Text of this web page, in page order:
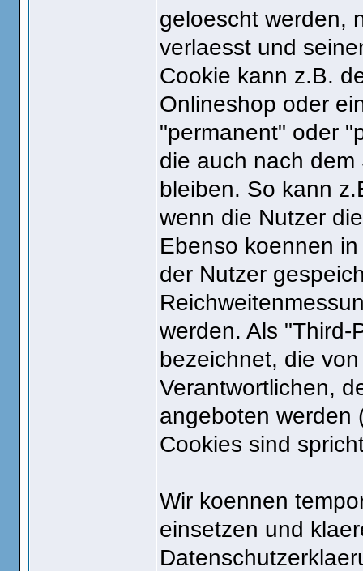
geloescht werden,
verlaesst und
Cookie kann z.B.
Onlineshop oder
"permanent" oder
die auch nach
bleiben. So kann
wenn die Nutzer
Ebenso koennen
der Nutzer
werden. Als "Third-
bezeichnet, die
Verantwortlichen,
angeboten werden
Cookies sind
Wir koennen
einsetzen und